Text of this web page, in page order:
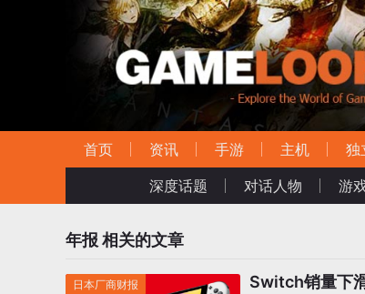
首页 资讯 手游 主机 独
深度话题
对话人物 游
年报 相关的文章
日本厂商财报
Switch销量下